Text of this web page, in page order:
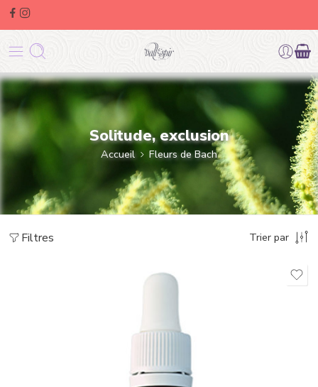
Solitude, exclusion
Accueil Fleurs de Bach
Filtres Trier par